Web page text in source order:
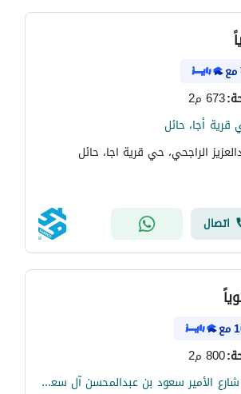
مع
:673 م2
أجا، حائل
الراجحي، حي قرية اجا، حائل
اتصال
مع
:800 م2
أرض للإيجار في شارع شارع الأمير سعود بن عبدالمحسن آل سعود, حي الوادي, مدينة حائل, منطقة حائل